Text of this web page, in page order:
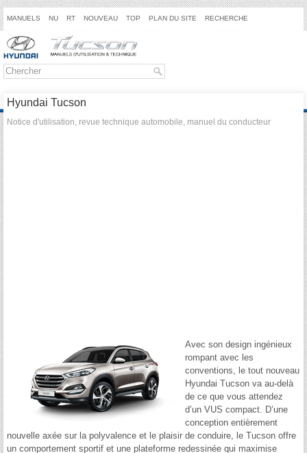
MANUELS NU RT NOUVEAU TOP PLAN DU SITE RECHERCHE
Hyundai Tucson
Notice d'utilisation, revue technique automobile, manuel du conducteur
Avec son design ingénieux
rompant avec les
conventions, le tout nouveau
Hyundai Tucson va au-delà
de ce que vous attendez
d’un VUS compact. D’une
conception entièrement
nouvelle axée sur la polyvalence et le plaisir de conduire, le Tucson offre
un comportement sportif et une plateforme redessinée qui maximise